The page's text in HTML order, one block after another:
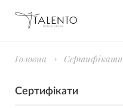
Головна Сертифікати
Сертифікати